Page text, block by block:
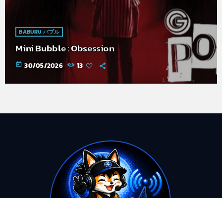
BABURU バブル
Mini Bubble : Obsession
today 30/05/2026 13